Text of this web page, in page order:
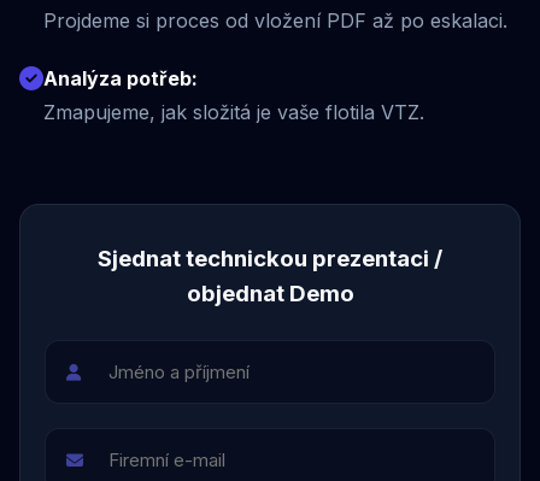
Projdeme si proces od vložení PDF až po eskalaci.
Analýza potřeb:
Zmapujeme, jak složitá je vaše flotila VTZ.
Sjednat technickou prezentaci /
objednat Demo